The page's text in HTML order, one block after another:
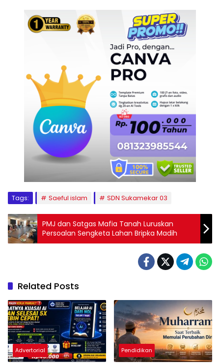
Tags: Saeful islam SDN Sukamekar 03
PMJ dan Satgas Mafia Tanah Luruskan
Persoalan Sengketa Lahan Bripka Madih
Related Posts
Advertorial Pendidikan